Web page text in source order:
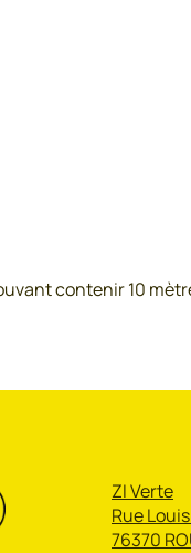
contenir 10
ZI Verte
Rue
76370